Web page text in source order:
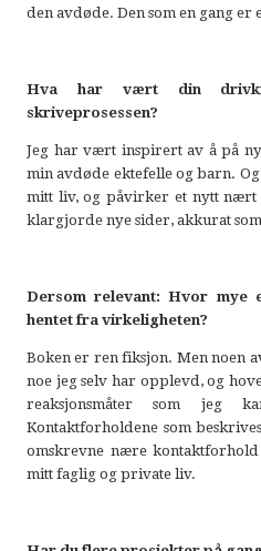
den avdøde. Den som en gang
Hva har vært din
skriveprosessen?
Jeg har vært inspirert av å på
min avdøde ektefelle og barn.
mitt liv, og påvirker et nytt nært
klargjorde nye sider, akkurat
Dersom relevant: Hvor
hentet fra virkeligheten?
Boken er ren fiksjon. Men noen
noe jeg selv har opplevd, og
reaksjonsmåter som jeg
Kontaktforholdene som
omskrevne nære
mitt faglig og private liv.